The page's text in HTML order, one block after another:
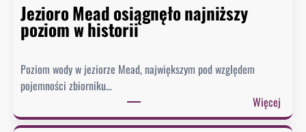
Jezioro Mead osiągnęło najniższy
poziom w historii
Poziom wody w jeziorze Mead, największym pod względem
pojemności zbiorniku…
Więcej:
J